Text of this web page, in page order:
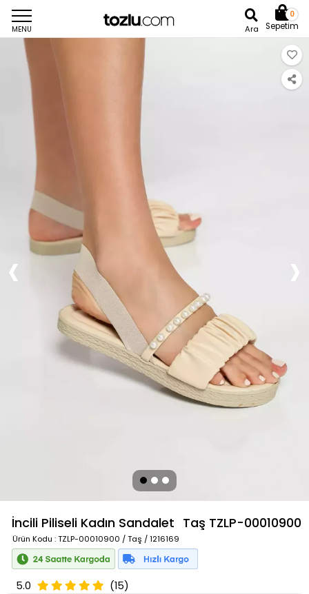
MENU Ara
0
Sepetim
İncili Piliseli Kadın Sandalet Taş TZLP-00010900
Ürün Kodu : TZLP-00010900 / Taş / 1216169
5.0 (15)